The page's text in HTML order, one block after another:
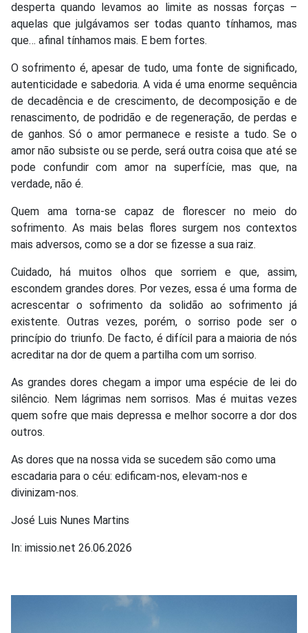
desperta quando levamos ao limite as nossas forças –
aquelas que julgávamos ser todas quanto tínhamos, mas
que… afinal tínhamos mais. E bem fortes.
O sofrimento é, apesar de tudo, uma fonte de significado,
autenticidade e sabedoria. A vida é uma enorme sequência
de decadência e de crescimento, de decomposição e de
renascimento, de podridão e de regeneração, de perdas e
de ganhos. Só o amor permanece e resiste a tudo. Se o
amor não subsiste ou se perde, será outra coisa que até se
pode confundir com amor na superfície, mas que, na
verdade, não é.
Quem ama torna-se capaz de florescer no meio do
sofrimento. As mais belas flores surgem nos contextos
mais adversos, como se a dor se fizesse a sua raiz.
Cuidado, há muitos olhos que sorriem e que, assim,
escondem grandes dores. Por vezes, essa é uma forma de
acrescentar o sofrimento da solidão ao sofrimento já
existente. Outras vezes, porém, o sorriso pode ser o
princípio do triunfo. De facto, é difícil para a maioria de nós
acreditar na dor de quem a partilha com um sorriso.
As grandes dores chegam a impor uma espécie de lei do
silêncio. Nem lágrimas nem sorrisos. Mas é muitas vezes
quem sofre que mais depressa e melhor socorre a dor dos
outros.
As dores que na nossa vida se sucedem são como uma
escadaria para o céu: edificam-nos, elevam-nos e
divinizam-nos.
José Luis Nunes Martins
In: imissio.net 26.06.2026